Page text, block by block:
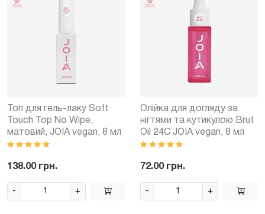
Топ для гель-лаку Soft
Touch Top No Wipe,
матовий, JOIA vegan, 8 мл
138.00 грн.
- +
Олійка для догляду за
нігтями та кутикулою Brut
Oil 24С JOIA vegan, 8 мл
72.00 грн.
- +